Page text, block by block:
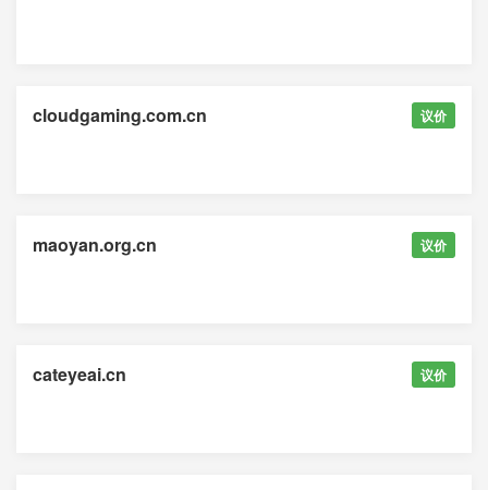
cloudgaming.com.cn 议价
maoyan.org.cn 议价
cateyeai.cn 议价